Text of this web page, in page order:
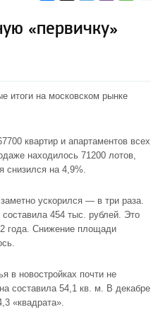
«первичку»
итоги на московском рынке
квартир и апартаментов всех
находилось 71200 лотов,
снизился на 4,9%.
ускорился — в три раза.
454 тыс. рублей. Это
года. Снижение площади
в новостройках почти не
составила 54,1 кв. м. В декабре
«квадрата».